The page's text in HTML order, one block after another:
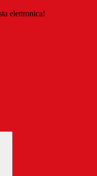
elettronica!